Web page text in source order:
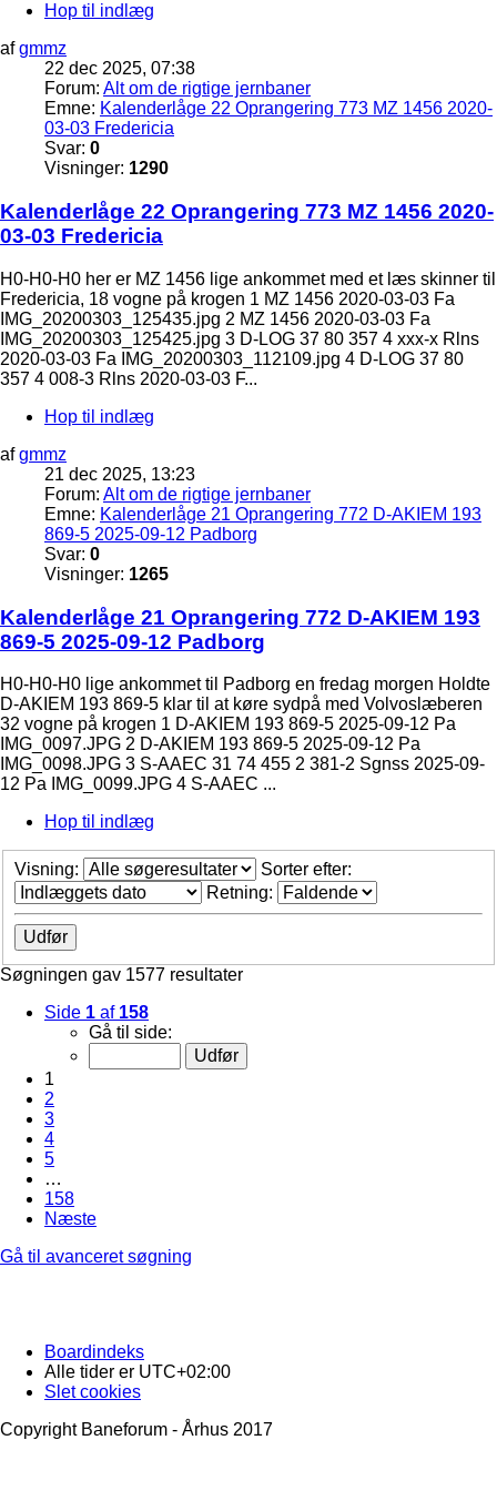
Hop til indlæg
afgmmz
22 dec 2025, 07:38
Forum: Alt om de rigtige jernbaner
Emne: Kalenderlåge 22 Oprangering 773 MZ 1456 2020-
03-03 Fredericia
Svar: 0
Visninger: 1290
Kalenderlåge 22 Oprangering 773 MZ 1456 2020-
03-03 Fredericia
H0-H0-H0 her er MZ 1456 lige ankommet med et læs skinner til
Fredericia, 18 vogne på krogen 1 MZ 1456 2020-03-03 Fa
IMG_20200303_125435.jpg 2 MZ 1456 2020-03-03 Fa
IMG_20200303_125425.jpg 3 D-LOG 37 80 357 4 xxx-x Rlns
2020-03-03 Fa IMG_20200303_112109.jpg 4 D-LOG 37 80
357 4 008-3 Rlns 2020-03-03 F...
Hop til indlæg
afgmmz
21 dec 2025, 13:23
Forum: Alt om de rigtige jernbaner
Emne: Kalenderlåge 21 Oprangering 772 D-AKIEM 193
869-5 2025-09-12 Padborg
Svar: 0
Visninger: 1265
Kalenderlåge 21 Oprangering 772 D-AKIEM 193
869-5 2025-09-12 Padborg
H0-H0-H0 lige ankommet til Padborg en fredag morgen Holdte
D-AKIEM 193 869-5 klar til at køre sydpå med Volvoslæberen
32 vogne på krogen 1 D-AKIEM 193 869-5 2025-09-12 Pa
IMG_0097.JPG 2 D-AKIEM 193 869-5 2025-09-12 Pa
IMG_0098.JPG 3 S-AAEC 31 74 455 2 381-2 Sgnss 2025-09-
12 Pa IMG_0099.JPG 4 S-AAEC ...
Hop til indlæg
Visning:
Sorter efter:
Retning:
Søgningen gav 1577 resultater
Side 1 af 158
Gå til side:
1
2
3
4
5
…
158
Næste
Gå til avanceret søgning
Boardindeks
Alle tider er UTC+02:00
Slet cookies
Copyright Baneforum - Århus 2017